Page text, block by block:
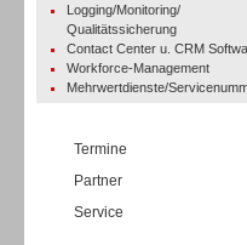
Logging/Monitoring/
Qualitätssicherung
Contact Center u. CRM
Workforce-Management
Mehrwertdienste/
Termine
Partner
Service